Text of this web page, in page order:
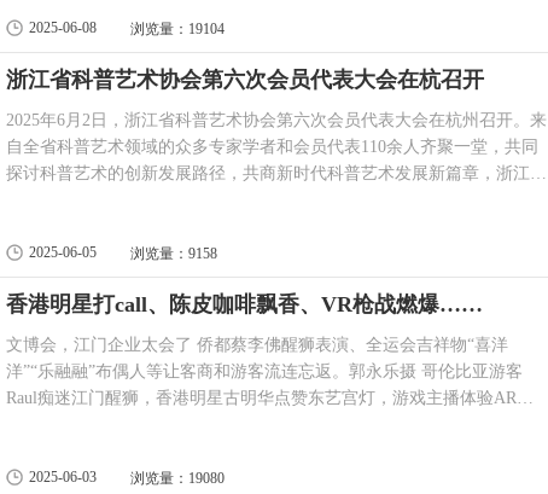
办，并得到了上海各地在沪企业（商会）联合会、各省市自治区和中央各
部驻沪办事处经济合作协会、上海现...
2025-06-08 浏览量：19104
浙江省科普艺术协会第六次会员代表大会在杭召开
2025年6月2日，浙江省科普艺术协会第六次会员代表大会在杭州召开。来
自全省科普艺术领域的众多专家学者和会员代表110余人齐聚一堂，共同
探讨科普艺术的创新发展路径，共商新时代科普艺术发展新篇章，浙江省
方式通过了协会章程修订、会费标准及收取办法，选举产生了第六届理事
会和监事会成员。浙江理工大学丝绸博物馆馆长葛建纲当选新一届协会理
事长。 新一届理事会理事长葛...
2025-06-05 浏览量：9158
香港明星打call、陈皮咖啡飘香、VR枪战燃爆……
文博会，江门企业太会了 侨都蔡李佛醒狮表演、全运会吉祥物“喜洋
洋”“乐融融”布偶人等让客商和游客流连忘返。郭永乐摄 哥伦比亚游客
Raul痴迷江门醒狮，香港明星古明华点赞东艺宫灯，游戏主播体验AR枪
科技、文创等多元成果亮相，吸引了海内外客商的目光。 外国客商点
2025-06-03 浏览量：19080